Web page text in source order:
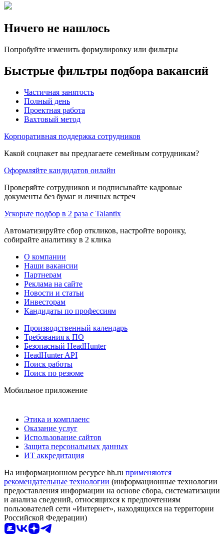
Ничего не нашлось
Попробуйте изменить формулировку или фильтры
Быстрые фильтры подбора вакансий
Частичная занятость
Полный день
Проектная работа
Вахтовый метод
Корпоративная поддержка сотрудников
Какой соцпакет вы предлагаете семейным сотрудникам?
Оформляйте кандидатов онлайн
Проверяйте сотрудников и подписывайте кадровые
документы без бумаг и личных встреч
Ускорьте подбор в 2 раза с Talantix
Автоматизируйте сбор откликов, настройте воронку,
собирайте аналитику в 2 клика
О компании
Наши вакансии
Партнерам
Реклама на сайте
Новости и статьи
Инвесторам
Кандидаты по профессиям
Производственный календарь
Требования к ПО
Безопасный HeadHunter
HeadHunter API
Поиск работы
Поиск по резюме
Мобильное приложение
Этика и комплаенс
Оказание услуг
Использование сайтов
Защита персональных данных
ИТ аккредитация
На информационном ресурсе hh.ru применяются
рекомендательные технологии (информационные технологии
предоставления информации на основе сбора, систематизации
и анализа сведений, относящихся к предпочтениям
пользователей сети «Интернет», находящихся на территории
Российской Федерации)